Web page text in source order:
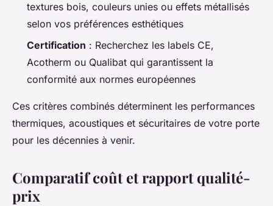
textures bois, couleurs unies ou effets métallisés
selon vos préférences esthétiques
Certification : Recherchez les labels CE,
Acotherm ou Qualibat qui garantissent la
conformité aux normes européennes
Ces critères combinés déterminent les performances
thermiques, acoustiques et sécuritaires de votre porte
pour les décennies à venir.
Comparatif coût et rapport qualité-
prix